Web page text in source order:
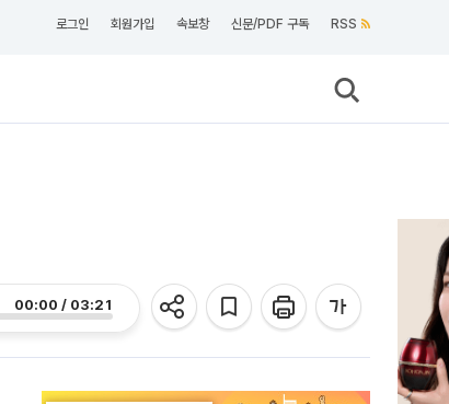
로그인 회원가입 속보창 신문/PDF 구독 RSS
00:00 / 03:21